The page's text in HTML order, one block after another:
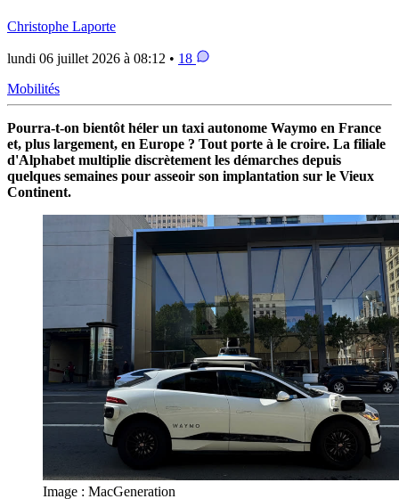
Christophe Laporte
lundi 06 juillet 2026 à 08:12 • 18
Mobilités
Pourra-t-on bientôt héler un taxi autonome Waymo en France
et, plus largement, en Europe ? Tout porte à le croire. La filiale
d'Alphabet multiplie discrètement les démarches depuis
quelques semaines pour asseoir son implantation sur le Vieux
Continent.
Image : MacGeneration